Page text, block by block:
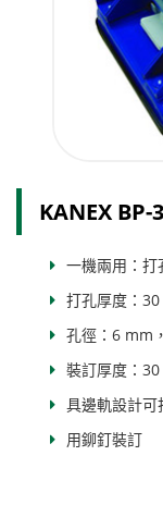
KANEX BP-
一機兩用：打
打孔厚度：
孔徑：6 mm
裝訂厚度：
具邊軌設計可
用鉚釘裝訂